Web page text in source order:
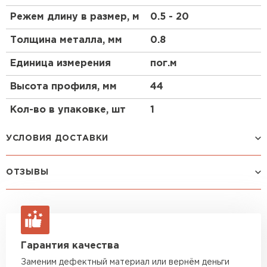
предлагают рассмотреть выгодное решение –
купить продольно-гнутый профнастил С44ПГ от
производителя.
промышленных и гражданских объектов в
качестве ограждений с определенным радиусом
изгиба, ангаров, создание сводчатой поверхности
кровли, углов, реализация всевозможных
архитектурных задумок.
Режем длину в размер, м 0.5 - 20
Толщина металла, мм 0.8
Единица измерения пог.м
Высота профиля, мм 44
Кол-во в упаковке, шт 1
УСЛОВИЯ ДОСТАВКИ
макс. длина груза 4 м
Машина до 2,5 тн до 32 м3
макс. длина груза 6 м
ОТЗЫВЫ
Еще нет отзывов
Гарантия качества
Заменим дефектный материал или вернём деньги